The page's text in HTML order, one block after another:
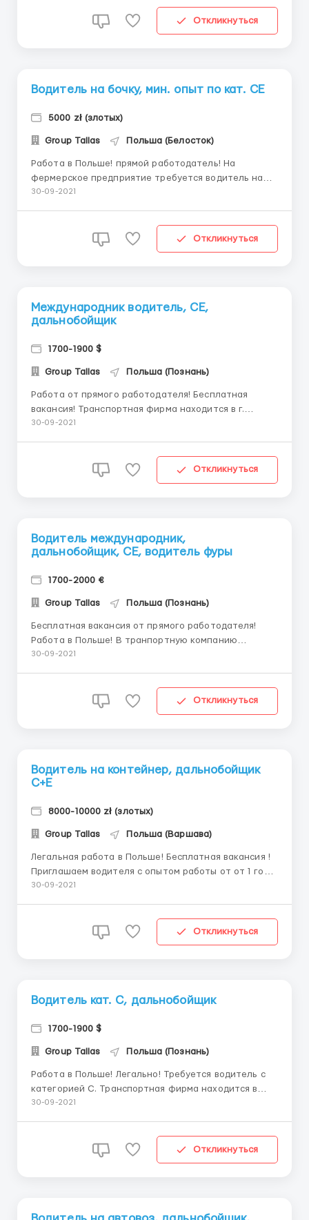
г. Голенюв (40км. от г. Щецин) Прием по ...
Откликнуться
Водитель на бочку, мин. опыт по кат. СЕ
5000 zł (злотых)
Group Tallas Польша (Белосток)
Работа в Польше! прямой работодатель! На
фермерское предприятие требуется водитель на
бочку, с минимальным опытом работы по категории
на бочке с фермы на заводы. По территории
30-09-2021
Откликнуться
Международник водитель, СЕ,
дальнобойщик
1700-1900 $
Group Tallas Польша (Познань)
Работа от прямого работодателя! Бесплатная
вакансия! Транспортная фирма находится в г.
Раконевице ( 60 км от г. Познань) Требуется
30-09-2021
Откликнуться
Водитель международник,
дальнобойщик, СЕ, водитель фуры
1700-2000 €
Group Tallas Польша (Познань)
Бесплатная вакансия от прямого работодателя!
Работа в Польше! В транпортную компанию
требуется водитель с опытом работы от 6 месяцев
* 95 код (фирма помогает открыть) * медосмотр/
30-09-2021
Откликнуться
Водитель на контейнер, дальнобойщик
С+Е
8000-10000 zł (злотых)
Group Tallas Польша (Варшава)
Легальная работа в Польше! Бесплатная вакансия !
Приглашаем водителя с опытом работы от от 1 года
по ЕС на контейнер. Транспортная фирма
механика. Каденция 6/2. Рейсы через Польшу на
30-09-2021
Откликнуться
Водитель кат. С, дальнобойщик
1700-1900 $
Group Tallas Польша (Познань)
Работа в Польше! Легально! Требуется водитель с
категорией С. Транспортная фирма находится в
городе Раконевице (60км. от г. Познань) Требования:
наличие открытой польской визы. - права. - ч...
30-09-2021
Откликнуться